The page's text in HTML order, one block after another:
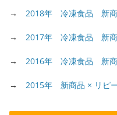
→ 2018年 冷凍食品 新商
→ 2017年 冷凍食品 新商
→ 2016年 冷凍食品 新商
→ 2015年 新商品 × リピ